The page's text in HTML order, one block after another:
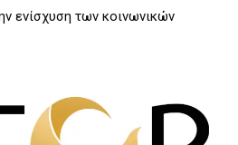
ενίσχυση των κοινωνικών